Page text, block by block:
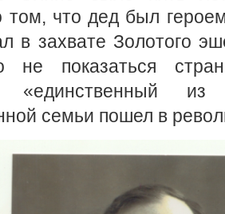
том, что дед был
в захвате Золотого
не показаться
«единственный из
семьи пошел в